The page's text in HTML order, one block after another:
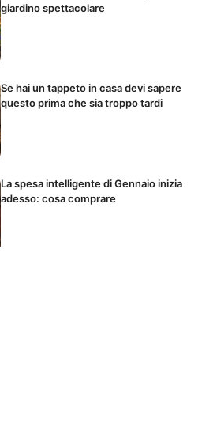
giardino spettacolare
Se hai un tappeto in casa devi sapere
questo prima che sia troppo tardi
La spesa intelligente di Gennaio inizia
adesso: cosa comprare